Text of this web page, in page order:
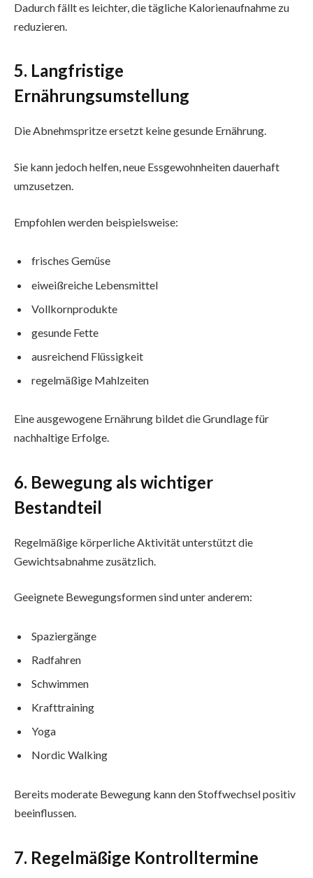
Dadurch fällt es leichter, die tägliche Kalorienaufnahme zu
reduzieren.
5. Langfristige
Ernährungsumstellung
Die Abnehmspritze ersetzt keine gesunde Ernährung.
Sie kann jedoch helfen, neue Essgewohnheiten dauerhaft
umzusetzen.
Empfohlen werden beispielsweise:
frisches Gemüse
eiweißreiche Lebensmittel
Vollkornprodukte
gesunde Fette
ausreichend Flüssigkeit
regelmäßige Mahlzeiten
Eine ausgewogene Ernährung bildet die Grundlage für
nachhaltige Erfolge.
6. Bewegung als wichtiger
Bestandteil
Regelmäßige körperliche Aktivität unterstützt die
Gewichtsabnahme zusätzlich.
Geeignete Bewegungsformen sind unter anderem:
Spaziergänge
Radfahren
Schwimmen
Krafttraining
Yoga
Nordic Walking
Bereits moderate Bewegung kann den Stoffwechsel positiv
beeinflussen.
7. Regelmäßige Kontrolltermine